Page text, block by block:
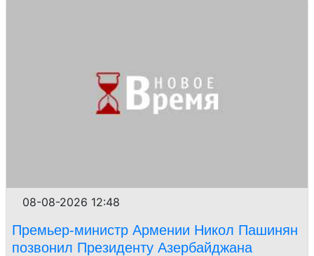
08-08-2026 12:48
Премьер-министр Армении Никол Пашинян
позвонил Президенту Азербайджана